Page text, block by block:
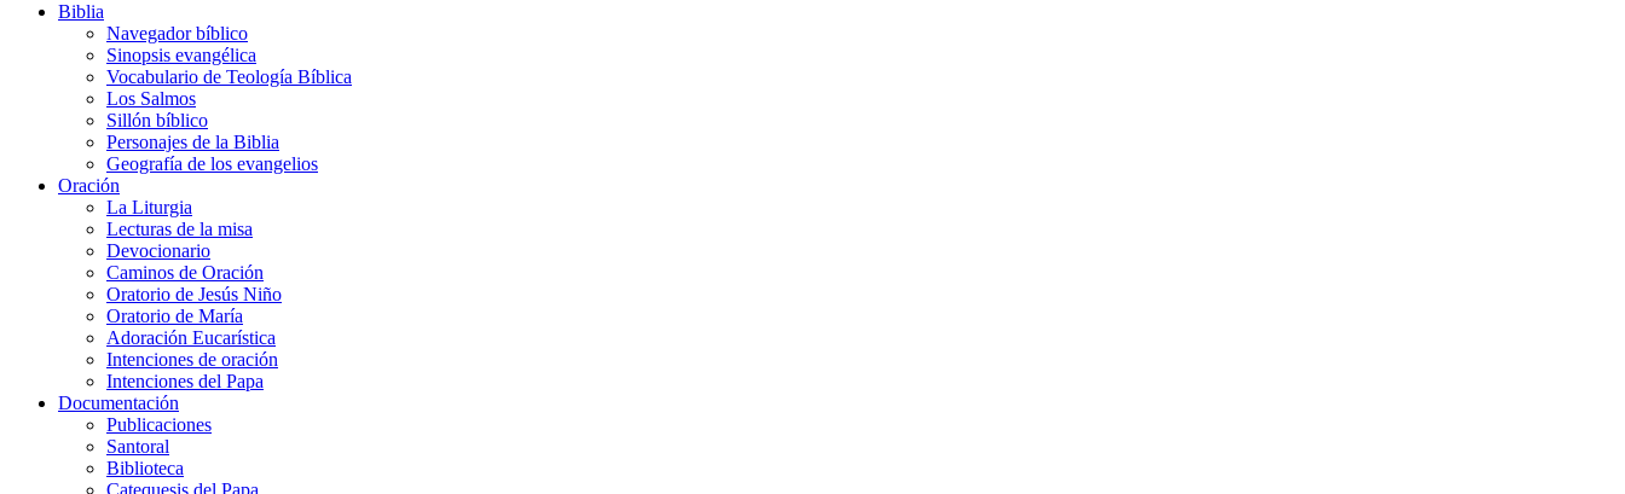
Biblia
Navegador bíblico
Sinopsis evangélica
Vocabulario de Teología Bíblica
Los Salmos
Sillón bíblico
Personajes de la Biblia
Geografía de los evangelios
Oración
La Liturgia
Lecturas de la misa
Devocionario
Caminos de Oración
Oratorio de Jesús Niño
Oratorio de María
Adoración Eucarística
Intenciones de oración
Intenciones del Papa
Documentación
Publicaciones
Santoral
Biblioteca
Catequesis del Papa